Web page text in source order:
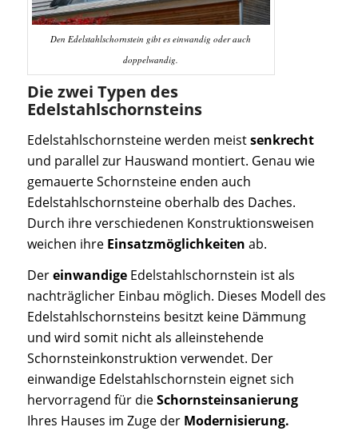
Den Edelstahlschornstein gibt es einwandig oder auch
doppelwandig.
Die zwei Typen des
Edelstahlschornsteins
Edelstahlschornsteine werden meistsenkrecht
und parallel zur Hauswand montiert. Genau wie
gemauerte Schornsteine enden auch
Edelstahlschornsteine oberhalb des Daches.
Durch ihre verschiedenen Konstruktionsweisen
weichen ihre Einsatzmöglichkeiten ab.
Dereinwandige Edelstahlschornstein ist als
nachträglicher Einbau möglich. Dieses Modell des
Edelstahlschornsteins besitzt keine Dämmung
und wird somit nicht als alleinstehende
Schornsteinkonstruktion verwendet. Der
einwandige Edelstahlschornstein eignet sich
hervorragend für dieSchornsteinsanierung
Ihres Hauses im Zuge der Modernisierung.